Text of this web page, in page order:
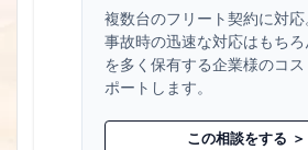
複数台のフリート契約に対
事故時の迅速な対応はもち
を多く保有する企業様のコ
ポートします。
この相談をする ＞